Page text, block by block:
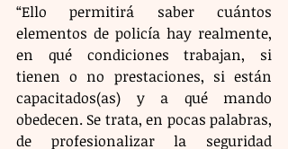
“Ello permitirá saber cuántos
elementos de policía hay realmente,
en qué condiciones trabajan, si
tienen o no prestaciones, si están
capacitados(as) y a qué mando
obedecen. Se trata, en pocas palabras,
de profesionalizar la seguridad